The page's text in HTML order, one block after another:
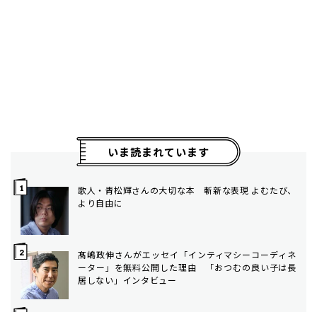
いま読まれています
歌人・青松輝さんの大切な本 斬新な表現 よむたび、
より自由に
髙嶋政伸さんがエッセイ「インティマシーコーディネ
ーター」を無料公開した理由 「おつむの良い子は長
居しない」インタビュー